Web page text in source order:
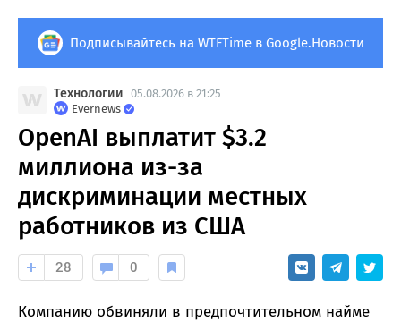
Подписывайтесь на WTFTime в Google.Новости
Технологии 05.08.2026 в 21:25
Evernews
OpenAI выплатит $3.2
миллиона из-за
дискриминации местных
работников из США
28 0
Компанию обвиняли в предпочтительном найме